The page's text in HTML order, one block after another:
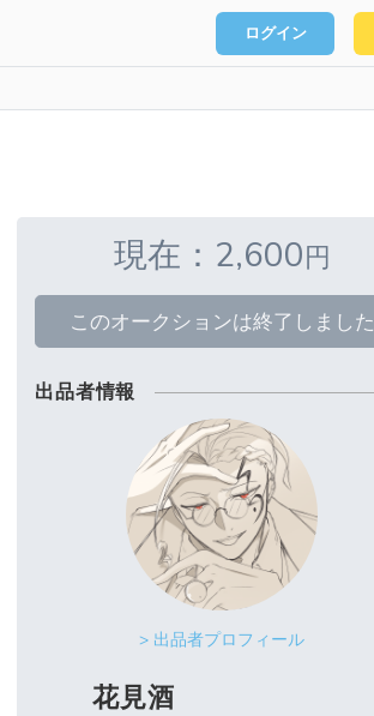
ログイン
現在：2,600円
このオークションは終了しました
出品者情報
> 出品者プロフィール
花見酒